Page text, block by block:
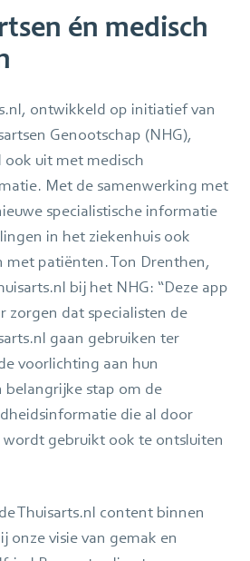
én medisch
ontwikkeld op initiatief van
Genootschap (NHG),
uit met medisch
Met de samenwerking met
specialistische informatie
in het ziekenhuis ook
met patiënten. Ton Drenthen,
bij het NHG: “Deze app
zorgen dat specialisten de
gaan gebruiken ter
voorlichting aan hun
belangrijke stap om de
die al door
wordt gebruikt ook te ontsluiten
Thuisarts.nl content binnen
onze visie van gemak en